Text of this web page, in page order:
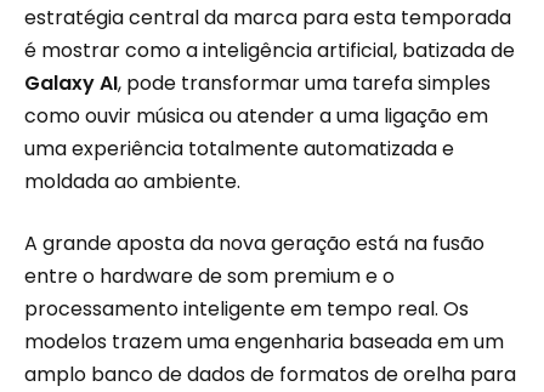
estratégia central da marca para esta temporada
é mostrar como a inteligência artificial, batizada de
Galaxy AI, pode transformar uma tarefa simples
como ouvir música ou atender a uma ligação em
uma experiência totalmente automatizada e
moldada ao ambiente.
A grande aposta da nova geração está na fusão
entre o hardware de som premium e o
processamento inteligente em tempo real. Os
modelos trazem uma engenharia baseada em um
amplo banco de dados de formatos de orelha para